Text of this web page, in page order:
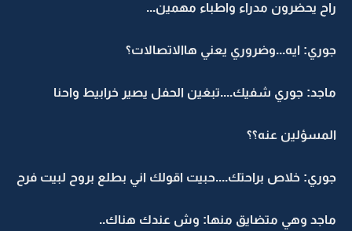
راح يحضرون مدراء واطباء مهمين...
جوري: ايه...وضروري يعني هاالاتصالات؟
ماجد: جوري شفيك....تبغين الحفل يصير خرابيط واحنا
المسؤلين عنه؟؟
جوري: خلاص براحتك....حبيت اقولك اني بطلع بروح لبيت فرح
ماجد وهي متضايق منها: وش عندك هناك..